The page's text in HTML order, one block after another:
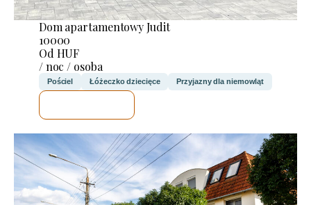
Dom apartamentowy Judit
10000
Od HUF
/ noc / osoba
Pościel Łóżeczko dziecięce Przyjazny dla niemowląt